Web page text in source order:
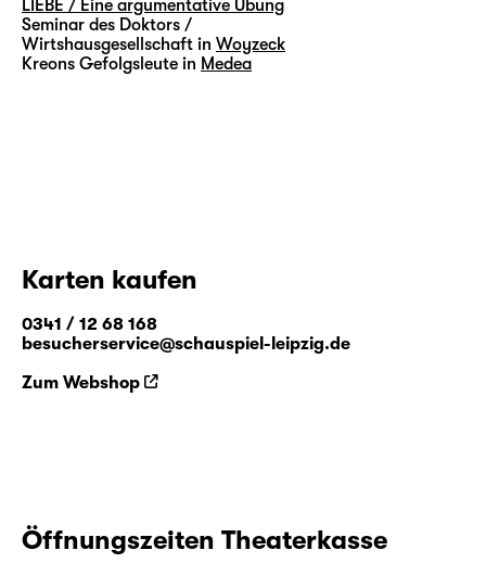
LIEBE / Eine argumentative Übung
Seminar des Doktors /
Wirtshausgesellschaft in Woyzeck
Kreons Gefolgsleute in Medea
Karten kaufen
0341 / 12 68 168
besucherservice@schauspiel-leipzig.de
Zum Webshop
Öffnungszeiten Theaterkasse